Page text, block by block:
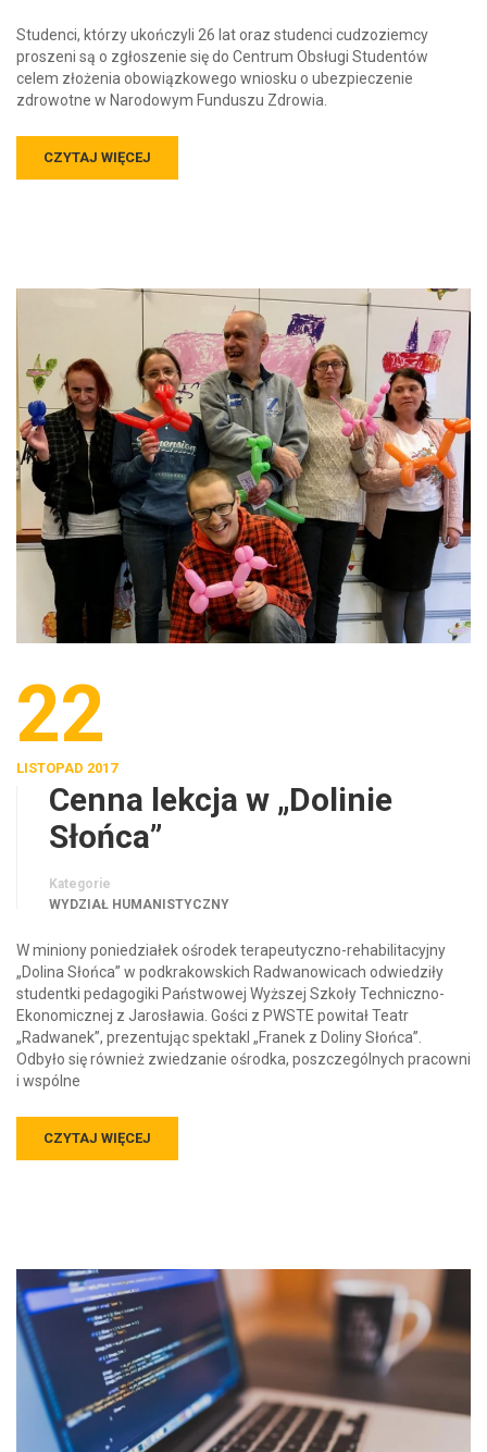
Studenci, którzy ukończyli 26 lat oraz studenci cudzoziemcy
proszeni są o zgłoszenie się do Centrum Obsługi Studentów
celem złożenia obowiązkowego wniosku o ubezpieczenie
zdrowotne w Narodowym Funduszu Zdrowia.
CZYTAJ WIĘCEJ
22
LISTOPAD 2017
Cenna lekcja w „Dolinie
Słońca”
Kategorie
WYDZIAŁ HUMANISTYCZNY
W miniony poniedziałek ośrodek terapeutyczno-rehabilitacyjny
„Dolina Słońca” w podkrakowskich Radwanowicach odwiedziły
studentki pedagogiki Państwowej Wyższej Szkoły Techniczno-
Ekonomicznej z Jarosławia. Gości z PWSTE powitał Teatr
„Radwanek”, prezentując spektakl „Franek z Doliny Słońca”.
Odbyło się również zwiedzanie ośrodka, poszczególnych pracowni
i wspólne
CZYTAJ WIĘCEJ